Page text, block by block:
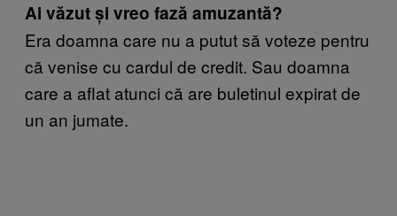
Ai văzut și vreo fază amuzantă?
Era doamna care nu a putut să voteze pentru
că venise cu cardul de credit. Sau doamna
care a aflat atunci că are buletinul expirat de
un an jumate.